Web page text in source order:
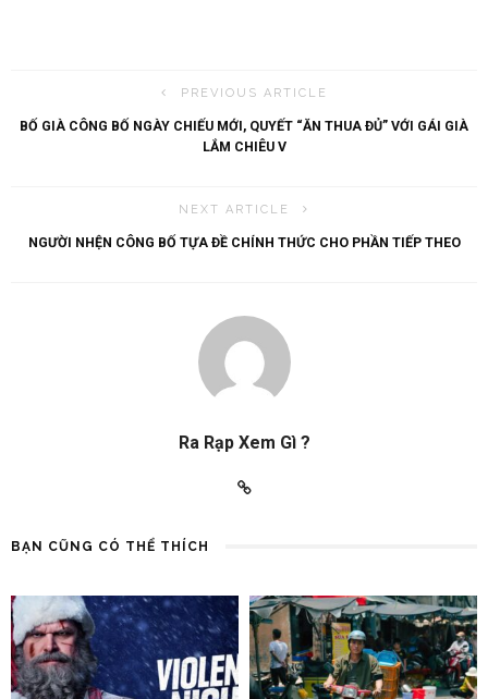
PREVIOUS ARTICLE
BỐ GIÀ CÔNG BỐ NGÀY CHIẾU MỚI, QUYẾT “ĂN THUA ĐỦ” VỚI GÁI GIÀ
LẮM CHIÊU V
NEXT ARTICLE
NGƯỜI NHỆN CÔNG BỐ TỰA ĐỀ CHÍNH THỨC CHO PHẦN TIẾP THEO
Ra Rạp Xem Gì ?
BẠN CŨNG CÓ THỂ THÍCH